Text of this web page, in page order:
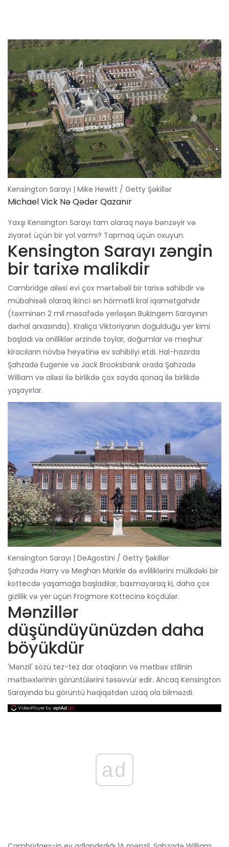
Kensington Sarayı | Mike Hewitt / Getty Şəkillər
Michael Vick Nə Qədər Qazanır
Yaxşı Kensington Sarayı tam olaraq nəyə bənzəyir və
ziyarət üçün bir yol varmı? Tapmaq üçün oxuyun.
Kensington Sarayı zəngin
bir tarixə malikdir
Cambridge ailəsi evi çox mərtəbəli bir tarixə sahibdir və
mübahisəli olaraq ikinci ən hörmətli kral iqamətgahıdır
(təxminən 2 mil məsafədə yerləşən Bukingem Sarayının
dərhal arxasında). Kraliça Viktoriyanın doğulduğu yer kimi
başladı və onilliklər ərzində toylar, doğumlar və məşhur
kiracıların növbə heyətinə ev sahibliyi etdi. Hal-hazırda
Şahzadə Eugenie və Jack Brooksbank orada Şahzadə
William və ailəsi ilə birlikdə çox sayda qonaq ilə birlikdə
yaşayırlar.
Kensington Sarayı | DeAgostini / Getty Şəkillər
Şahzadə Harry və Meghan Markle də evliliklərini mülkdəki bir
kottecdə yaşamağa başladılar, baxmayaraq ki, daha çox
gizlilik və yer üçün Frogmore Kottecinə köçdülər.
Mənzillər
düşündüyünüzdən daha
böyükdür
'Mənzil' sözü tez-tez dar otaqların və mətbəx stilinin
mətbəxlərinin görüntülərini təsəvvür edir. Ancaq Kensington
Sarayında bu görüntü həqiqətdən uzaq ola bilməzdi.
ad